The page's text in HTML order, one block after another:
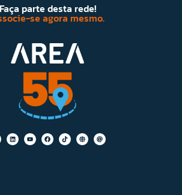
Faça parte desta rede!
se agora mesmo.